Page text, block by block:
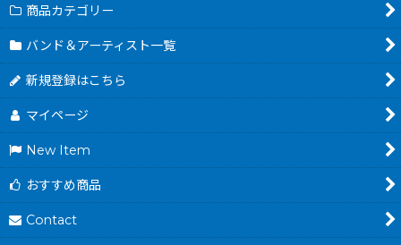
商品カテゴリー
バンド＆アーティスト一覧
新規登録はこちら
マイページ
New Item
おすすめ商品
Contact